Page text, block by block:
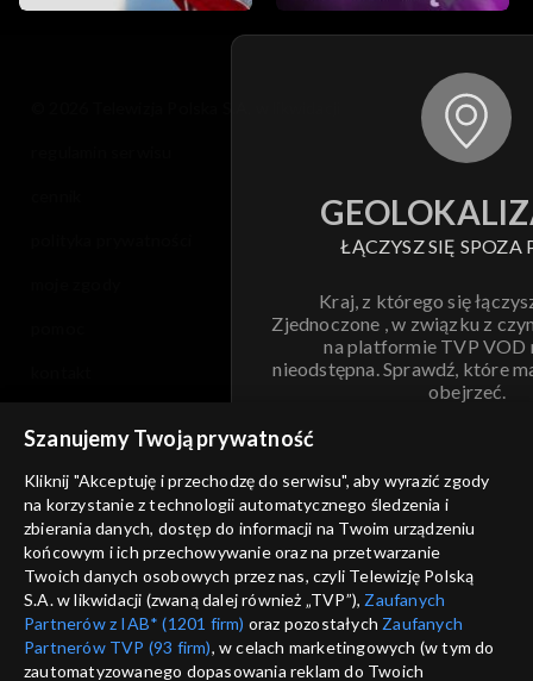
ŁĄCZYSZ SIĘ SPOZA
Kraj, z którego się
Zjednoczone , w związku z
na platformie TVP VOD
nieodstępna. Sprawdź, które
obejrzeć.
ANULUJ
informacje o dostawcy usług
Szanujemy Twoją prywatność
Kliknij "Akceptuję i przechodzę do serwisu", aby wyrazić zgody
na korzystanie z technologii automatycznego śledzenia i
zbierania danych, dostęp do informacji na Twoim urządzeniu
końcowym i ich przechowywanie oraz na przetwarzanie
Twoich danych osobowych przez nas, czyli Telewizję Polską
S.A. w likwidacji (zwaną dalej również „TVP”), Zaufanych
Partnerów z IAB* (1201 firm) oraz pozostałych Zaufanych
Partnerów TVP (93 firm), w celach marketingowych (w tym do
zautomatyzowanego dopasowania reklam do Twoich